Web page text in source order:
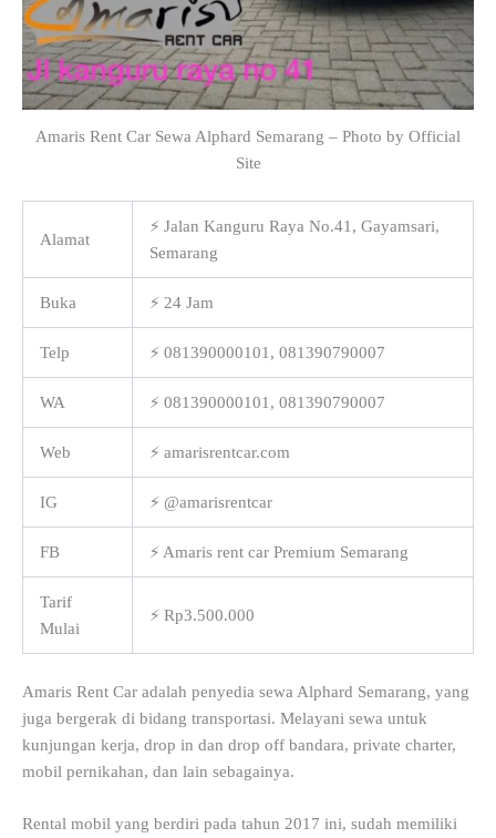
Amaris Rent Car Sewa Alphard Semarang – Photo by Official
Site
Alamat
⚡ Jalan Kanguru Raya No.41, Gayamsari,
Semarang
Buka ⚡ 24 Jam
Telp ⚡ 081390000101, 081390790007
WA ⚡ 081390000101, 081390790007
Web ⚡ amarisrentcar.com
IG ⚡ @amarisrentcar
FB ⚡ Amaris rent car Premium Semarang
Tarif
Mulai
⚡ Rp3.500.000
Amaris Rent Car adalah penyedia sewa Alphard Semarang, yang
juga bergerak di bidang transportasi. Melayani sewa untuk
kunjungan kerja, drop in dan drop off bandara, private charter,
mobil pernikahan, dan lain sebagainya.
Rental mobil yang berdiri pada tahun 2017 ini, sudah memiliki